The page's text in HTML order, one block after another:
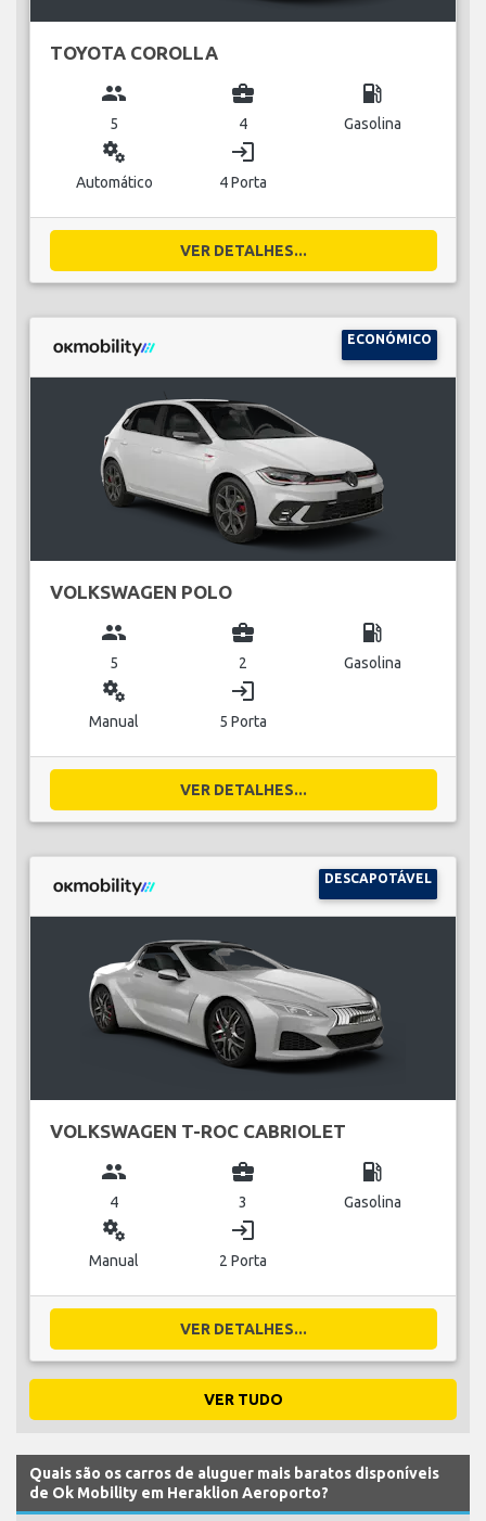
TOYOTA COROLLA
group
5
business_center
4
local_gas_station
Gasolina
miscellaneous_services
Automático
login
4 Porta
VER DETALHES...
ECONÓMICO
VOLKSWAGEN POLO
group
5
business_center
2
local_gas_station
Gasolina
miscellaneous_services
Manual
login
5 Porta
VER DETALHES...
DESCAPOTÁVEL
VOLKSWAGEN T-ROC CABRIOLET
group
4
business_center
3
local_gas_station
Gasolina
miscellaneous_services
Manual
login
2 Porta
VER DETALHES...
VER TUDO
Quais são os carros de aluguer mais baratos disponíveis
de Ok Mobility em Heraklion Aeroporto?